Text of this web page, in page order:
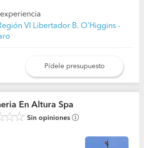
VI Libertador B. O'Higgins -
Pídele presupuesto
En Altura Spa
Sin opiniones